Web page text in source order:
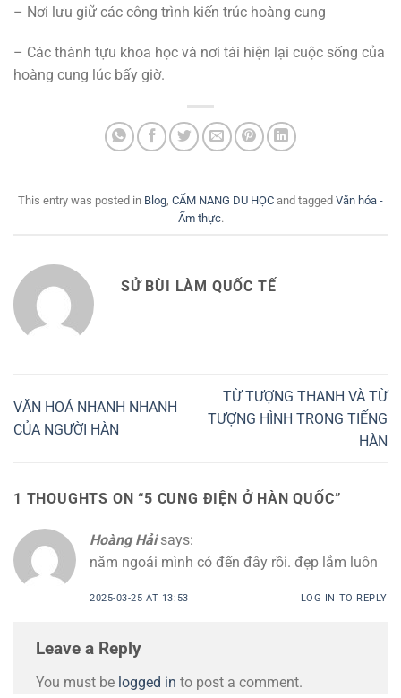
– Nơi lưu giữ các công trình kiến trúc hoàng cung
– Các thành tựu khoa học và nơi tái hiện lại cuộc sống của
hoàng cung lúc bấy giờ.
This entry was posted in Blog CẨM NANG DU HỌC and tagged Văn hóa -
Ẩm thực.
SỬ BÙI LÀM QUỐC TẾ
VĂN HOÁ NHANH NHANH
CỦA NGƯỜI HÀN
TỪ TƯỢNG THANH VÀ TỪ
TƯỢNG HÌNH TRONG TIẾNG
HÀN
1 THOUGHTS ON “5 CUNG ĐIỆN Ở HÀN QUỐC”
Hoàng Hải says:
năm ngoái mình có đến đây rồi. đẹp lắm luôn
2025-03-25 AT 13:53 LOG IN TO REPLY
Leave a Reply
You must be logged in to post a comment.